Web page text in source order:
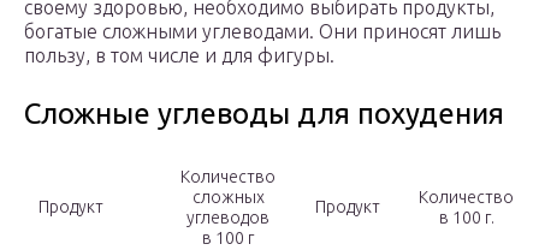
своему здоровью, необходимо выбирать продукты,
богатые сложными углеводами. Они приносят лишь
пользу, в том числе и для фигуры.
Сложные углеводы для похудения
Продукт
Количество
сложных
углеводов
в 100 г
Продукт
Количество
в 100 г.